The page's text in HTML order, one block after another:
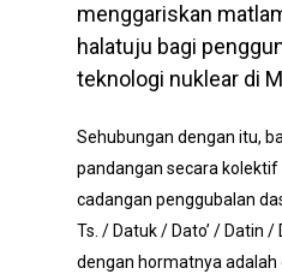
menggariskan
halatuju bagi
teknologi nuklear di
Sehubungan dengan itu,
pandangan secara
cadangan penggubalan
Ts. / Datuk / Dato’ / Datin /
dengan hormatnya